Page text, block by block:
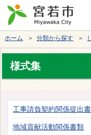
ホーム ＞分類から探す ＞
様式集
工事請負契約関係提出
地域貢献活動関係書類